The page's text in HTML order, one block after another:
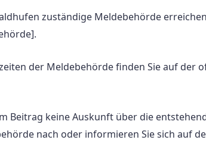
zuständige Meldebehörde
der Meldebehörde finden Sie auf der
Beitrag keine Auskunft über die
nach oder informieren Sie sich auf